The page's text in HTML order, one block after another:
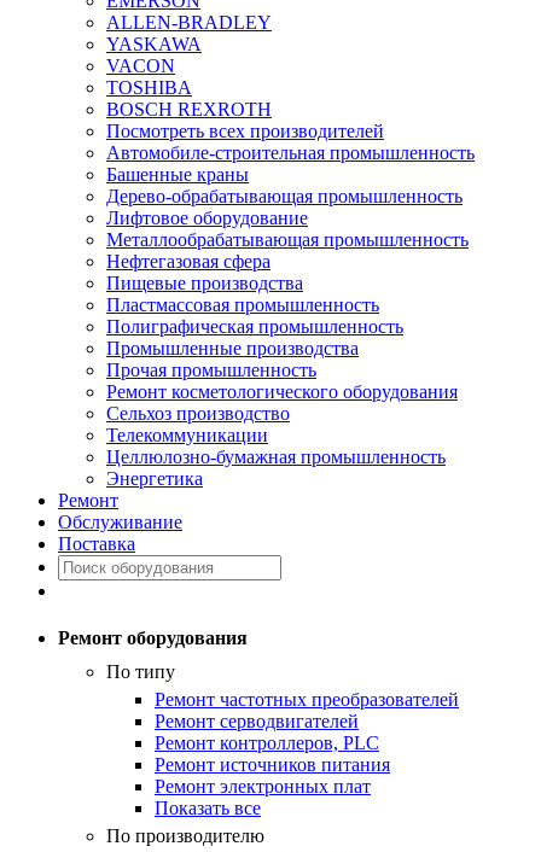
ALLEN-BRADLEY
YASKAWA
VACON
TOSHIBA
BOSCH REXROTH
Посмотреть всех производителей
Автомобиле-строительная промышленность
Башенные краны
Дерево-обрабатывающая промышленность
Лифтовое оборудование
Металлообрабатывающая промышленность
Нефтегазовая сфера
Пищевые производства
Пластмассовая промышленность
Полиграфическая промышленность
Промышленные производства
Прочая промышленность
Ремонт косметологического оборудования
Сельхоз производство
Телекоммуникации
Целлюлозно-бумажная промышленность
Энергетика
Ремонт
Обслуживание
Поставка
Ремонт оборудования
По типу
Ремонт частотных преобразователей
Ремонт серводвигателей
Ремонт контроллеров, PLC
Ремонт источников питания
Ремонт электронных плат
Показать все
По производителю